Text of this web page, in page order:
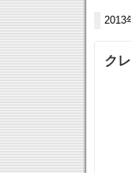
2013
ク